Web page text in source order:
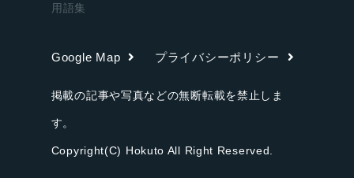
用語集
Google Map プライバシーポリシー
掲載の記事や写真などの無断転載を禁止しま
す。
Copyright(C) Hokuto All Right Reserved.